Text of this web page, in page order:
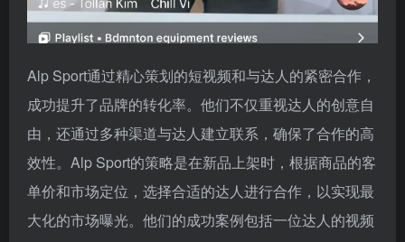
Alp Sport通过精心策划的短视频和与达人的紧密合作，
成功提升了品牌的转化率。他们不仅重视达人的创意自
由，还通过多种渠道与达人建立联系，确保了合作的高
效性。Alp Sport的策略是在新品上架时，根据商品的客
单价和市场定位，选择合适的达人进行合作，以实现最
大化的市场曝光。他们的成功案例包括一位达人的视频